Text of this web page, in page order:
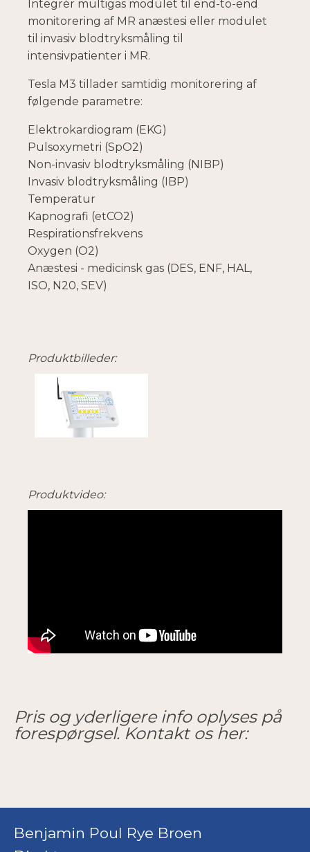
Integrér multigas modulet til end-to-end
monitorering af MR anæstesi eller modulet
til invasiv blodtryksmåling til
intensivpatienter i MR.
Tesla M3 tillader samtidig monitorering af
følgende parametre:
Elektrokardiogram (EKG)
Pulsoxymetri (SpO2)
Non-invasiv blodtryksmåling (NIBP)
Invasiv blodtryksmåling (IBP)
Temperatur
Kapnografi (etCO2)
Respirationsfrekvens
Oxygen (O2)
Anæstesi - medicinsk gas (DES, ENF, HAL,
ISO, N20, SEV)
Produktbilleder:
Produktvideo:
Pris og yderligere info oplyses på
forespørgsel. Kontakt os her:
Benjamin Poul Rye Broen